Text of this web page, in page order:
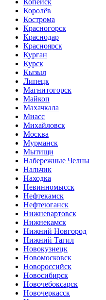
Копейск
Королёв
Кострома
Красногорск
Краснодар
Красноярск
Курган
Курск
Кызыл
Липецк
Магнитогорск
Майкоп
Махачкала
Миасс
Михайловск
Москва
Мурманск
Мытищи
Набережные Челны
Нальчик
Находка
Невинномысск
Нефтекамск
Нефтеюганск
Нижневартовск
Нижнекамск
Нижний Новгород
Нижний Тагил
Новокузнецк
Новомосковск
Новороссийск
Новосибирск
Новочебоксарск
Новочеркасск